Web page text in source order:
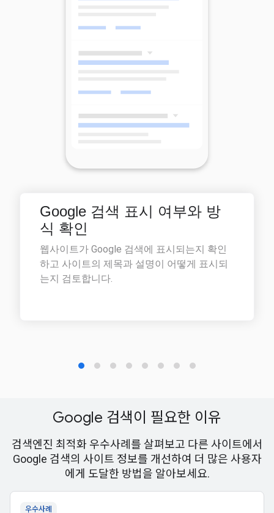
Google 검색이 필요한 이유
검색엔진 최적화 우수사례를 살펴보고 다른 사이트에서
Google 검색의 사이트 정보를 개선하여 더 많은 사용자
에게 도달한 방법을 알아보세요.
우수사례